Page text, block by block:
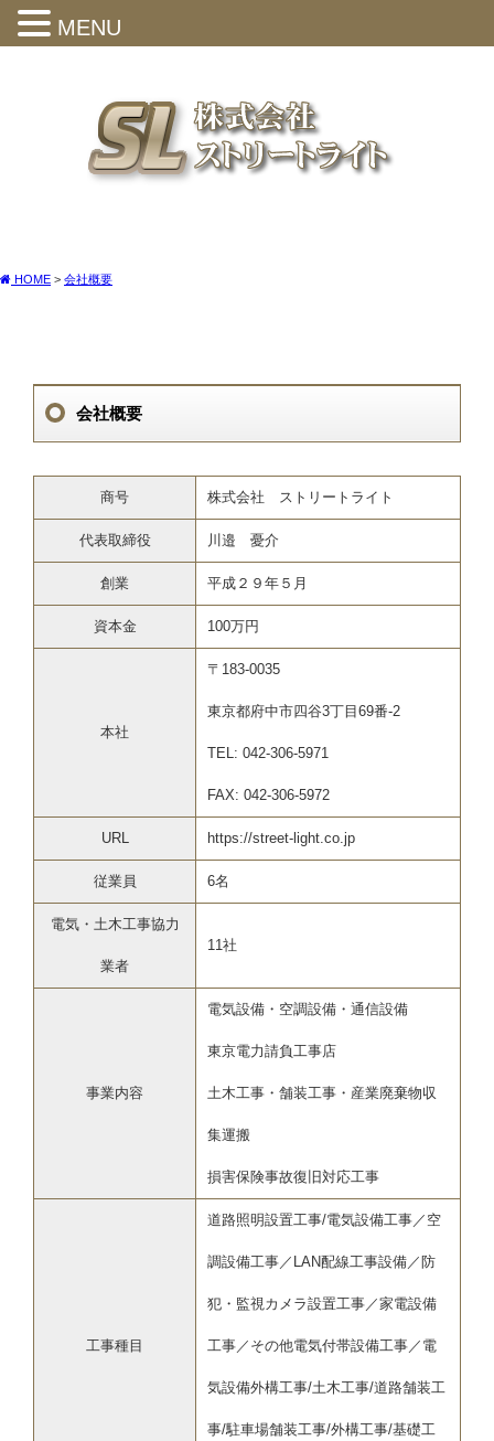
HOME > 会社概要
会社概要
商号 株式会社 ストリートライト
代表取締役 川邉 憂介
創業 平成２９年５月
資本金 100万円
本社
〒183-0035
東京都府中市四谷3丁目69番-2
TEL: 042-306-5971
FAX: 042-306-5972
URL https://street-light.co.jp
従業員 6名
電気・土木工事協力
業者
11社
事業内容
電気設備・空調設備・通信設備
東京電力請負工事店
土木工事・舗装工事・産業廃棄物収
集運搬
損害保険事故復旧対応工事
工事種目
道路照明設置工事/電気設備工事／空
調設備工事／LAN配線工事設備／防
犯・監視カメラ設置工事／家電設備
工事／その他電気付帯設備工事／電
気設備外構工事/土木工事/道路舗装工
事/駐車場舗装工事/外構工事/基礎工
MENU